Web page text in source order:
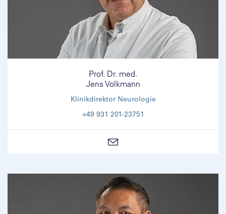
Prof. Dr. med.
Jens Volkmann
Klinikdirektor Neurologie
+49 931 201-23751